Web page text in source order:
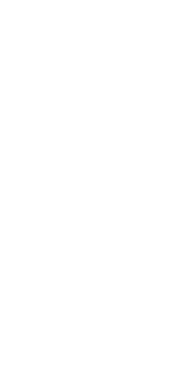
como las
se produce
cliente ligero a
en la
la mejor opción.
la velocidad y la
más